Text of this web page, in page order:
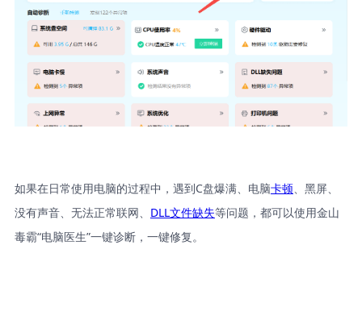
如果在日常使用电脑的过程中，遇到C盘爆满、电脑卡顿、黑屏、
没有声音、无法正常联网、 DLL文件缺失等问题，都可以使用金山
毒霸“电脑医生”一键诊断，一键修复。